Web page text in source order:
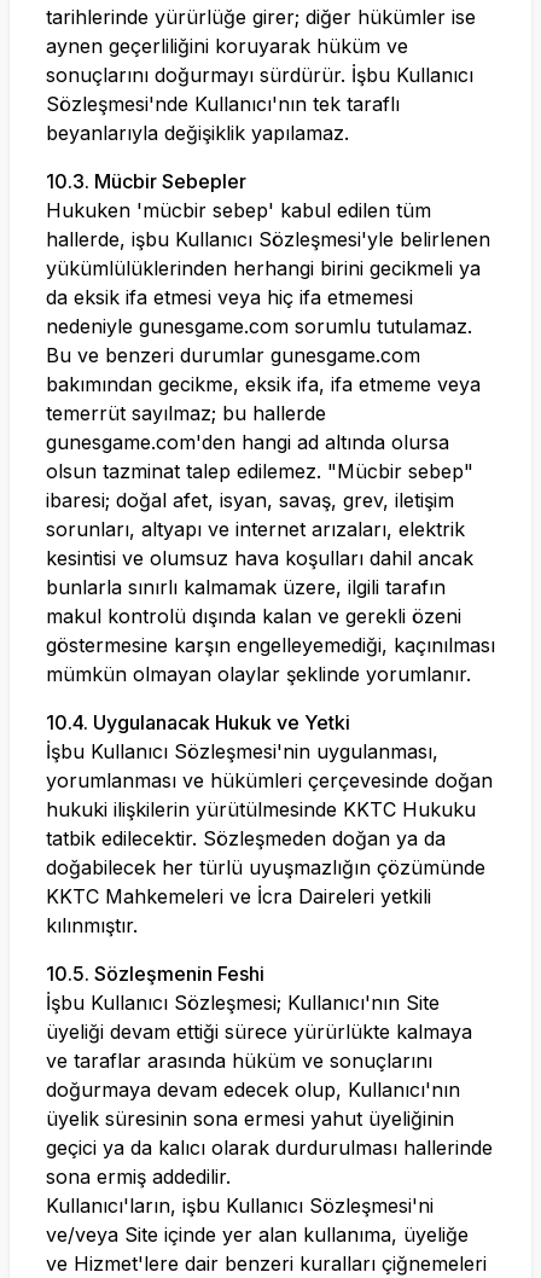
tarihlerinde yürürlüğe girer; diğer hükümler ise
aynen geçerliliğini koruyarak hüküm ve
sonuçlarını doğurmayı sürdürür. İşbu Kullanıcı
Sözleşmesi'nde Kullanıcı'nın tek taraflı
beyanlarıyla değişiklik yapılamaz.
10.3. Mücbir Sebepler
Hukuken 'mücbir sebep' kabul edilen tüm
hallerde, işbu Kullanıcı Sözleşmesi'yle belirlenen
yükümlülüklerinden herhangi birini gecikmeli ya
da eksik ifa etmesi veya hiç ifa etmemesi
nedeniyle gunesgame.com sorumlu tutulamaz.
Bu ve benzeri durumlar gunesgame.com
bakımından gecikme, eksik ifa, ifa etmeme veya
temerrüt sayılmaz; bu hallerde
gunesgame.com'den hangi ad altında olursa
olsun tazminat talep edilemez. "Mücbir sebep"
ibaresi; doğal afet, isyan, savaş, grev, iletişim
sorunları, altyapı ve internet arızaları, elektrik
kesintisi ve olumsuz hava koşulları dahil ancak
bunlarla sınırlı kalmamak üzere, ilgili tarafın
makul kontrolü dışında kalan ve gerekli özeni
göstermesine karşın engelleyemediği, kaçınılması
mümkün olmayan olaylar şeklinde yorumlanır.
10.4. Uygulanacak Hukuk ve Yetki
İşbu Kullanıcı Sözleşmesi'nin uygulanması,
yorumlanması ve hükümleri çerçevesinde doğan
hukuki ilişkilerin yürütülmesinde KKTC Hukuku
tatbik edilecektir. Sözleşmeden doğan ya da
doğabilecek her türlü uyuşmazlığın çözümünde
KKTC Mahkemeleri ve İcra Daireleri yetkili
kılınmıştır.
10.5. Sözleşmenin Feshi
İşbu Kullanıcı Sözleşmesi; Kullanıcı'nın Site
üyeliği devam ettiği sürece yürürlükte kalmaya
ve taraflar arasında hüküm ve sonuçlarını
doğurmaya devam edecek olup, Kullanıcı'nın
üyelik süresinin sona ermesi yahut üyeliğinin
geçici ya da kalıcı olarak durdurulması hallerinde
sona ermiş addedilir.
Kullanıcı'ların, işbu Kullanıcı Sözleşmesi'ni
ve/veya Site içinde yer alan kullanıma, üyeliğe
ve Hizmet'lere dair benzeri kuralları çiğnemeleri